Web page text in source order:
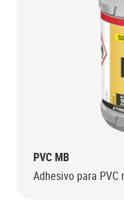
PVC MB
Adhesivo para